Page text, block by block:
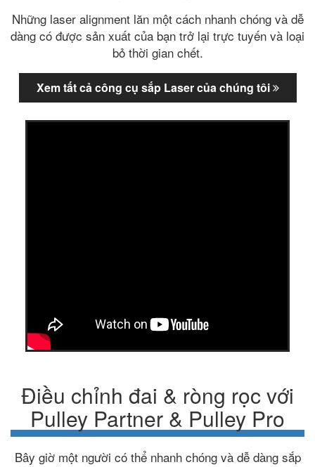
Những laser alignment lăn một cách nhanh chóng và dễ
dàng có được sản xuất của bạn trở lại trực tuyến và loại
bỏ thời gian chết.
Xem tất cả công cụ sắp Laser của chúng tôi
Điều chỉnh đai & ròng rọc với
Pulley Partner & Pulley Pro
Bây giờ một người có thể nhanh chóng và dễ dàng sắp